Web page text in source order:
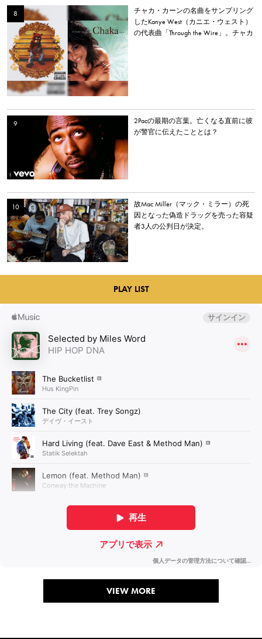
チャカ・カーンの名曲をサンプリング
したKanye West（カニエ・ウェスト）
の代表曲「Through the Wire」。チャカ
2Pacの最期の言葉。亡くなる直前に彼
が警官に伝えたこととは？
故Mac Miller（マック・ミラー）の死
因となった偽造ドラッグを売った容疑
者3人の公判日が決定。
PLAY LIST
VIEW MORE